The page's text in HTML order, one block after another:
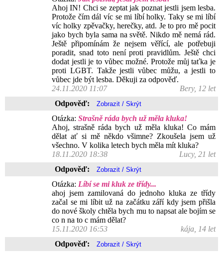
Ahoj IN! Chci se zeptat jak poznat jestli jsem lesba.
Protože čím dál víc se mi líbí holky. Taky se mi líbí
víc holky zpěvačky, herečky, atd. Je to pro mě pocit
jako bych byla sama na světě. Nikdo mě nemá rád.
Ještě připomínám že nejsem věřící, ale potřebuji
poradit, snad toto není proti pravidlům. Ještě chci
dodat jestli je to vůbec možné. Protože můj taťka je
proti LGBT. Takže jestli vůbec můžu, a jestli to
vůbec jde být lesba. Děkuji za odpověď.
24.11.2020 11:07
Bery, 12 let
Odpověď:
Otázka: Strašně ráda bych už měla kluka!
Ahoj, strašně ráda bych už měla kluka! Co mám
dělat ať si mě někdo všimne? Zkoušela jsem už
všechno. V kolika letech bych měla mít kluka?
18.11.2020 18:38
Lucy, 21 let
Odpověď:
Otázka: Líbí se mi kluk ze třídy...
ahoj jsem zamilovaná do jednoho kluka ze třídy
začal se mi líbit už na začátku září kdy jsem přišla
do nové školy chtěla bych mu to napsat ale bojím se
co n na to c mám dělat?
15.11.2020 16:53
kája, 14 let
Odpověď: